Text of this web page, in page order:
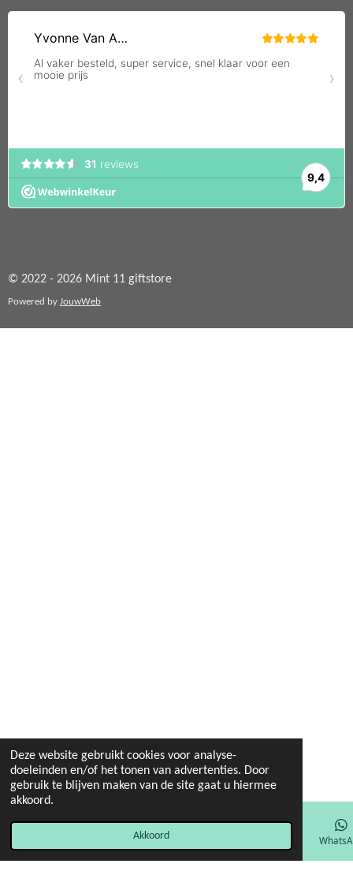
Deze website gebruikt cookies voor analyse-
doeleinden en/of het tonen van advertenties. Door
gebruik te blijven maken van de site gaat u hiermee
akkoord.
Akkoord
© 2022 - 2026 Mint 11 giftstore
Powered by JouwWeb